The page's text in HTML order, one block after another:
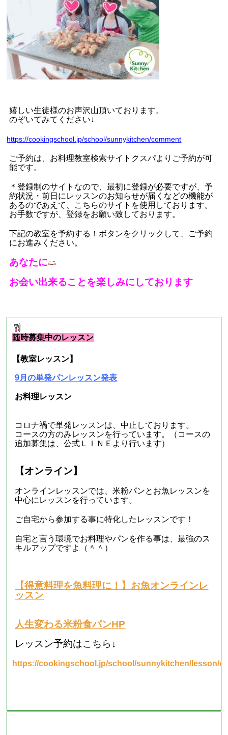
嬉しい生徒様のお声沢山頂いております。
のぞいてみてください↓
https://cookingschool.jp/school/sunnykitchen/comment
ご予約は、お料理教室検索サイトクスパよりご予約が可
能です。
＊登録制のサイトなので、最初に登録が必要ですが、予
約状況・前日にレッスンのお知らせが届くなどの機能が
あるのであえて、こちらのサイトを使用しております。
お手数ですが、登録をお願い致しております。
下記の教室を予約する！ボタンをクリックして、ご予約
にお進みください。
あなたに
お会い出来ることを楽しみにしております
随時募集中のレッスン
【教室レッスン】
9月の単発パンレッスン発表
お料理レッスン
コロナ禍で単発レッスンは、中止しております。
コースの方のみレッスンを行っています。（コースの
追加募集は、公式ＬＩＮＥより行います）
【オンライン】
オンラインレッスンでは、米粉パンとお魚レッスンを
中心にレッスンを行っています。
ご自宅から参加する事に特化したレッスンです！
自宅と言う環境でお料理やパンを作る事は、最強のス
キルアップですよ（＾＾）
【得意料理を魚料理に！】お魚オンラインレ
ッスン
人生変わる米粉食パンHP
レッスン予約はこちら↓
https://cookingschool.jp/school/sunnykitchen/lesson/d/